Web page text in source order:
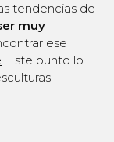
tendencias de
muy
ese
. Este punto lo